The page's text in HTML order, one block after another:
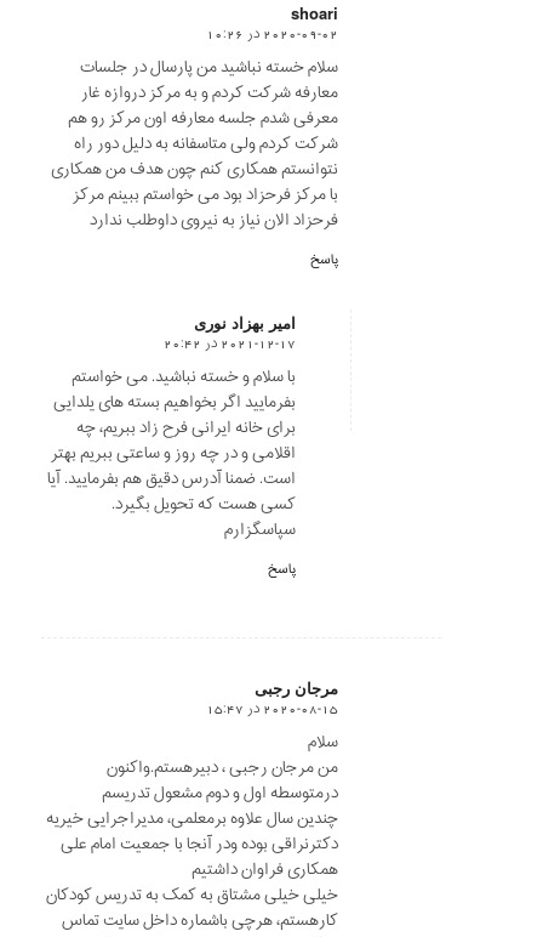
shoari
says:
2020-09-02 در 10:26
سلام خسته نباشید من پارسال در جلسات
معارفه شرکت کردم و به مرکز دروازه غار
معرفی شدم جلسه معارفه اون مرکز رو هم
شرکت کردم ولی متاسفانه به دلیل دور راه
نتوانستم همکاری کنم چون هدف من همکاری
با مرکز فرحزاد بود می خواستم ببینم مرکز
فرحزاد الان نیاز به نیروی داوطلب ندارد
پاسخ
امیر بهزاد نوری
says:
2021-12-17 در 20:42
با سلام و خسته نباشید. می خواستم
بفرمایید اگر بخواهیم بسته های یلدایی
برای خانه ایرانی فرح زاد ببریم، چه
اقلامی و در چه روز و ساعتی ببریم بهتر
است. ضمنا آدرس دقیق هم بفرمایید. آیا
کسی هست که تحویل بگیرد.
سپاسگزارم
پاسخ
مرجان رجبی
says:
2020-08-15 در 15:47
سلام
من مرجان رجبی ، دبیرهستم.واکنون
درمتوسطه اول و دوم مشعول تدریسم
چندین سال علاوه برمعلمی، مدیراجرایی خیریه
دکترنراقی بوده ودر آنجا با جمعیت امام علی
همکاری فراوان داشتیم
خیلی خیلی مشتاق به کمک به تدریس کودکان
کارهستم، هرچی باشماره داخل سایت تماس